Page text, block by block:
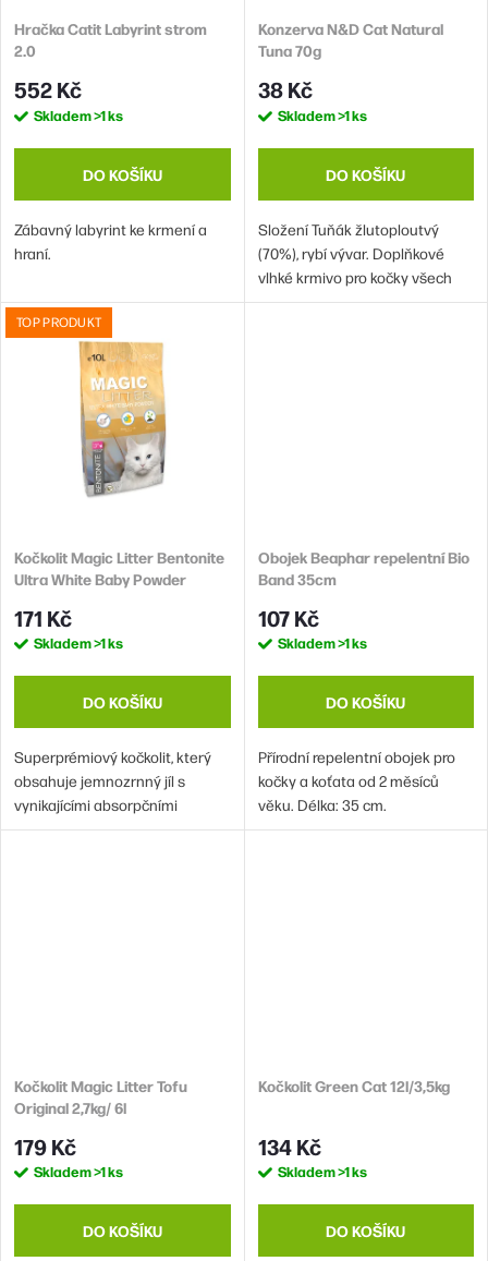
d
u
k
t
o
d
u
k
ů
Hračka Catit Labyrint strom
2.0
552 Kč
Skladem>1 ks
DO KOŠÍKU
Zábavný labyrint ke krmení a
hraní.
Konzerva N&D Cat Natural
Tuna 70g
38 Kč
Skladem>1 ks
DO KOŠÍKU
Složení Tuňák žlutoploutvý
(70%), rybí vývar. Doplňkové
vlhké krmivo pro kočky všech
věkových kategorií.
TOP PRODUKT
Kočkolit Magic Litter Bentonite
Ultra White Baby Powder
171 Kč
Skladem>1 ks
DO KOŠÍKU
Superprémiový kočkolit, který
obsahuje jemnozrnný jíl s
vynikajícími absorpčními
vlastnostmi. Je doplněn o
Obojek Beaphar repelentní Bio
Band 35cm
107 Kč
Skladem>1 ks
DO KOŠÍKU
Přírodní repelentní obojek pro
kočky a koťata od 2 měsíců
věku. Délka: 35 cm.
Kočkolit Magic Litter Tofu
Original 2,7kg/ 6l
179 Kč
Skladem>1 ks
DO KOŠÍKU
Kočkolit Green Cat 12l/3,5kg
134 Kč
Skladem>1 ks
DO KOŠÍKU